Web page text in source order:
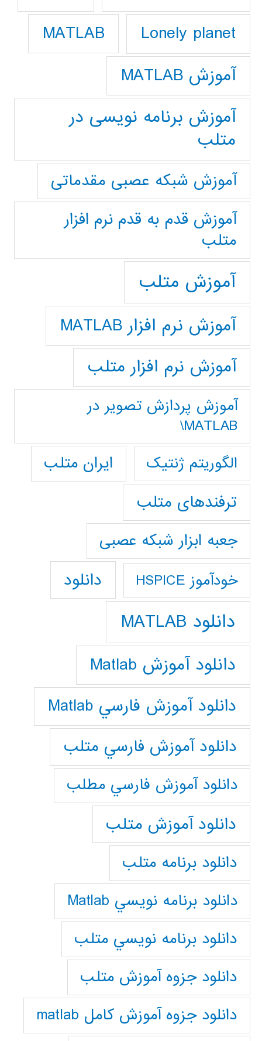
Lonely planet
MATLAB
آموزش MATLAB
آموزش برنامه نویسی در
متلب
آموزش شبکه عصبی مقدماتی
آموزش قدم به قدم نرم افزار
متلب
آموزش متلب
آموزش نرم افزار MATLAB
آموزش نرم افزار متلب
آموزش پردازش تصوير در
MATLAB\
الگوریتم ژنتیک
ایران متلب
ترفندهای متلب
جعبه ابزار شبکه عصبی
خودآموز HSPICE دانلود
دانلود MATLAB
دانلود آموزش Matlab
دانلود آموزش فارسي Matlab
دانلود آموزش فارسي متلب
دانلود آموزش فارسي مطلب
دانلود آموزش متلب
دانلود برنامه متلب
دانلود برنامه نويسي Matlab
دانلود برنامه نويسي متلب
دانلود جزوه آموزش متلب
دانلود جزوه آموزش کامل matlab